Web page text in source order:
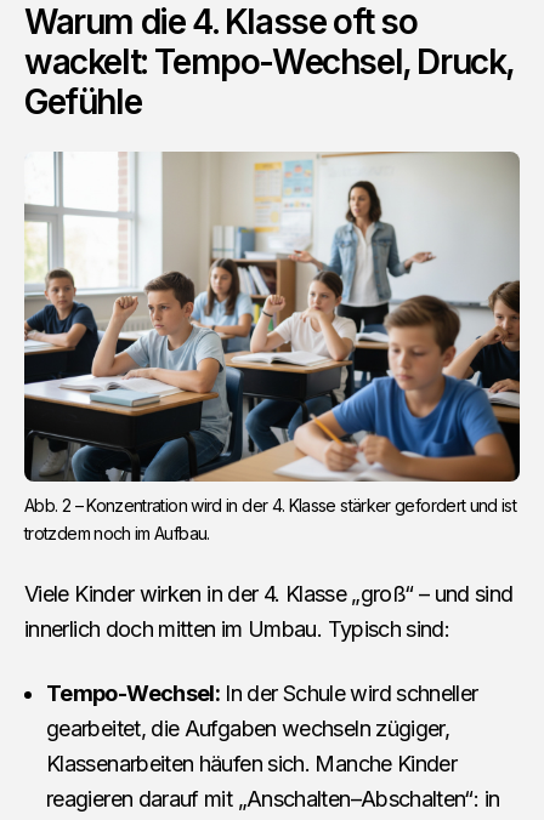
Warum die 4. Klasse oft so
wackelt: Tempo-Wechsel, Druck,
Gefühle
Abb. 2 – Konzentration wird in der 4. Klasse stärker gefordert und ist
trotzdem noch im Aufbau.
Viele Kinder wirken in der 4. Klasse „groß“ – und sind
innerlich doch mitten im Umbau. Typisch sind:
Tempo-Wechsel: In der Schule wird schneller
gearbeitet, die Aufgaben wechseln zügiger,
Klassenarbeiten häufen sich. Manche Kinder
reagieren darauf mit „Anschalten–Abschalten“: in